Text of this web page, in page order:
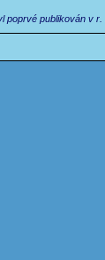
poprvé publikován v r.